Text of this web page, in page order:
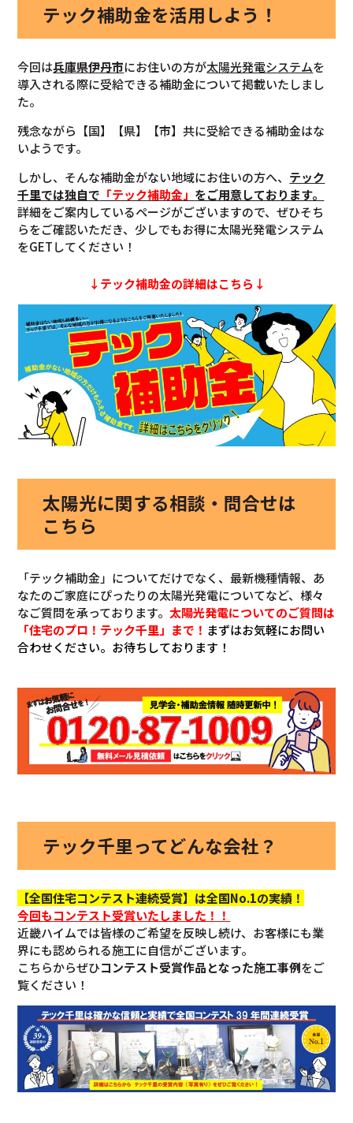
テック補助金を活用しよう！
今回は兵庫県伊丹市にお住いの方が太陽光発電システムを
導入される際に受給できる補助金について掲載いたしまし
た。
残念ながら【国】【県】【市】共に受給できる補助金はな
いようです。
しかし、そんな補助金がない地域にお住いの方へ、 テック
千里では独自で 「テック補助金」 をご用意しております。
詳細をご案内しているページがございますので、ぜひそち
らをご確認いただき、少しでもお得に太陽光発電システム
をGETしてください！
↓テック補助金の詳細はこちら↓
太陽光に関する相談・問合せは
こちら
「テック補助金」についてだけでなく、最新機種情報、あ
なたのご家庭にぴったりの太陽光発電についてなど、様々
なご質問を承っております。太陽光発電についてのご質問は
「住宅のプロ！テック千里」まで！ まずはお気軽にお問い
合わせください。お待ちしております！
テック千里ってどんな会社？
【全国住宅コンテスト連続受賞】は全国No.1の実績！
今回もコンテスト受賞いたしました！！
近畿ハイムでは皆様のご希望を反映し続け、お客様にも業
界にも認められる施工に自信がございます。
こちらからぜひコンテスト受賞作品となった施工事例をご
覧ください！